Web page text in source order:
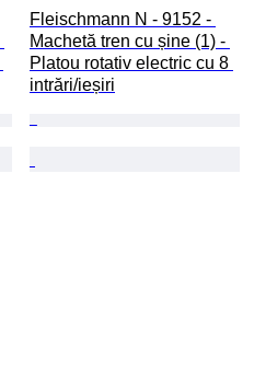
Fleischmann N - 9152 -
Machetă tren cu șine (1) -
Platou rotativ electric cu 8
intrări/ieșiri